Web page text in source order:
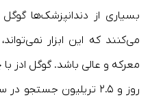
بسیاری از دندانپزشک‌ها
می‌کنند که این ابزار
روز و ۲.۵ تریلیون